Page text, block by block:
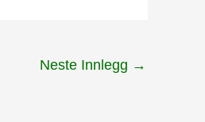
Neste Innlegg →